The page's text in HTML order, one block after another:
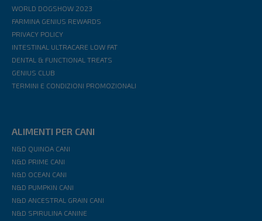
WORLD DOGSHOW 2023
FARMINA GENIUS REWARDS
PRIVACY POLICY
INTESTINAL ULTRACARE LOW FAT
DENTAL & FUNCTIONAL TREATS
GENIUS CLUB
TERMINI E CONDIZIONI PROMOZIONALI
ALIMENTI PER CANI
N&D QUINOA CANI
N&D PRIME CANI
N&D OCEAN CANI
N&D PUMPKIN CANI
N&D ANCESTRAL GRAIN CANI
N&D SPIRULINA CANINE